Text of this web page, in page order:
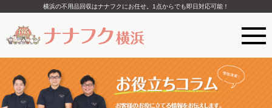
横浜の不用品回収はナナフクにお任せ。1点からでも即日対応可能！